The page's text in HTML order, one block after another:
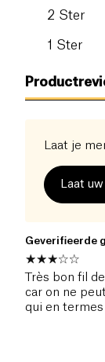
2 Ster
1 Ster
Laat je
Laat
Geverifieerde
Très bon fil
car on ne
qui en